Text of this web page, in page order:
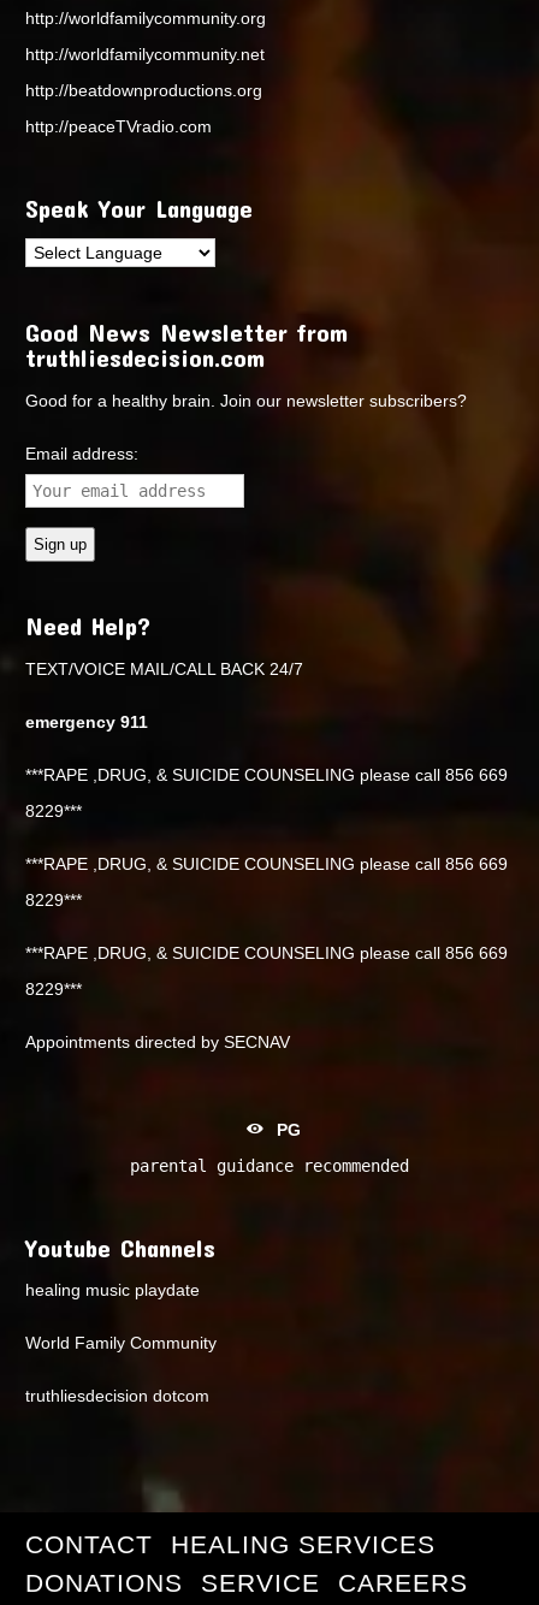
http://worldfamilycommunity.org
http://worldfamilycommunity.net
http://beatdownproductions.org
http://peaceTVradio.com
Speak Your Language
Good News Newsletter from
truthliesdecision.com
Good for a healthy brain. Join our newsletter subscribers?
Email address:
Need Help?
TEXT/VOICE MAIL/CALL BACK 24/7
emergency 911
***RAPE ,DRUG, & SUICIDE COUNSELING please call 856 669
8229***
***RAPE ,DRUG, & SUICIDE COUNSELING please call 856 669
8229***
***RAPE ,DRUG, & SUICIDE COUNSELING please call 856 669
8229***
Appointments directed by SECNAV
PG
parental guidance recommended
Youtube Channels
healing music playdate
World Family Community
truthliesdecision dotcom
CONTACT
HEALING SERVICES
DONATIONS
SERVICE CAREERS